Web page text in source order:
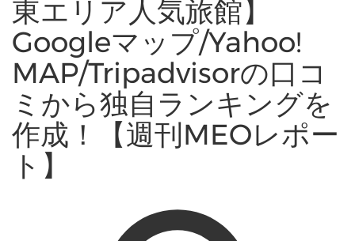
東エリア人気旅館】
Googleマップ/Yahoo!
MAP/Tripadvisorの口コ
ミから独自ランキングを
作成！【週刊MEOレポー
ト】